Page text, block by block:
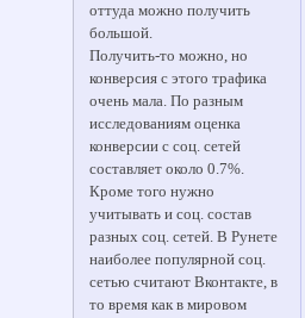
оттуда можно получить
большой.
Получить-то можно, но
конверсия с этого трафика
очень мала. По разным
исследованиям оценка
конверсии с соц. сетей
составляет около 0.7%.
Кроме того нужно
учитывать и соц. состав
разных соц. сетей. В Рунете
наиболее популярной соц.
сетью считают Вконтакте, в
то время как в мировом